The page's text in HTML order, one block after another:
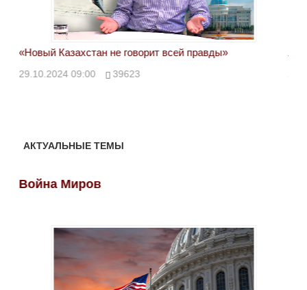
«Новый Казахстан не говорит всей правды»
29.10.2024 09:00 39623
АКТУАЛЬНЫЕ ТЕМЫ
Война Миров